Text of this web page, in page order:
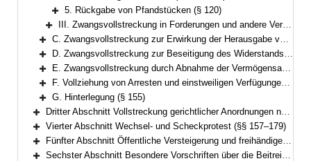
Bereich erweitern
Bereich erweitern
5. Rückgabe von Pfandstücken (§ 120)
Bereich erweitern
III. Zwangsvollstreckung in Forderungen und andere Vermögensrechte (§§ 121–126)
Bereich erweitern
C. Zwangsvollstreckung zur Erwirkung der Herausgabe von Sachen (§§ 127–132)
Bereich erweitern
D. Zwangsvollstreckung zur Beseitigung des Widerstands des Schuldners gegen Handlungen, die er nach den §§ 887, 890 ZPO zu dulden hat, oder zur Beseitigung von Zuwiderhandlungen des Schuldners gegen eine Unterlassungsverpflichtung aus einer Anordnung nach § 1 GewSchG (§ 96 FamFG) (§§ 133–134)
Bereich erweitern
E. Zwangsvollstreckung durch Abnahme der Vermögensauskunft gemäß § 802c, der eidesstattlichen Versicherung gemäß § 836 Absatz 3 oder § 883 Absatz 2 ZPO oder § 94 FamFG und durch Haft; Vorführung von Parteien und Zeugen (§§ 135–151)
Bereich erweitern
F. Vollziehung von Arresten und einstweiligen Verfügungen (§§ 152–154)
Bereich erweitern
G. Hinterlegung (§ 155)
Bereich erweitern
Dritter Abschnitt Vollstreckung gerichtlicher Anordnungen nach dem Gesetz über das Verfahren in Familiensachen und in den Angelegenheiten der freiwilligen Gerichtsbarkeit (§ 156)
Bereich erweitern
Vierter Abschnitt Wechsel- und Scheckprotest (§§ 157–179)
Bereich erweitern
Fünfter Abschnitt Öffentliche Versteigerung und freihändiger Verkauf außerhalb der Zwangsvollstreckung (§§ 180–195)
Sechster Abschnitt Besondere Vorschriften über die Beitreibung nach dem Justizbeitreibungsgesetz und im Verwaltungsvollstreckungsverfahren (§§ 196–199)